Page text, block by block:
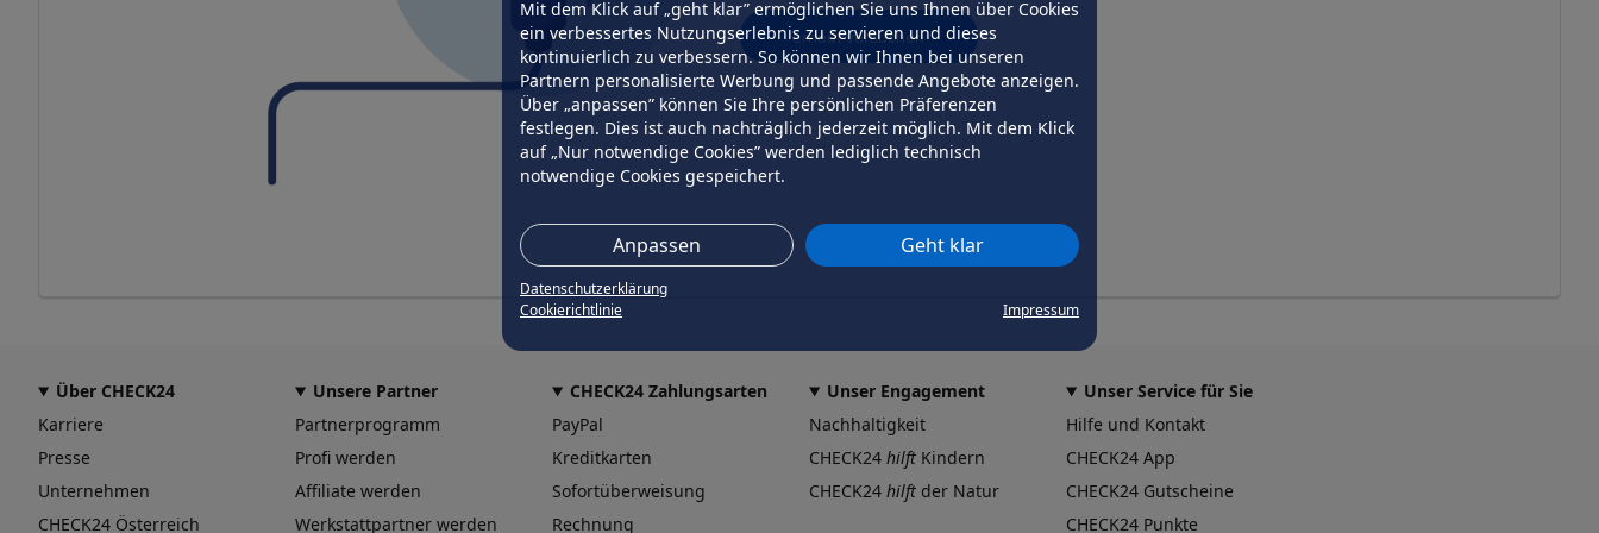
Mit dem Klick auf „geht klar” ermöglichen Sie uns Ihnen über Cookies
ein verbessertes Nutzungserlebnis zu servieren und dieses
kontinuierlich zu verbessern. So können wir Ihnen bei unseren
Partnern personalisierte Werbung und passende Angebote anzeigen.
Über „anpassen” können Sie Ihre persönlichen Präferenzen
festlegen. Dies ist auch nachträglich jederzeit möglich. Mit dem Klick
auf „Nur notwendige Cookies” werden lediglich technisch
notwendige Cookies gespeichert.
Anpassen Geht klar
Datenschutzerklärung
Cookierichtlinie
Impressum
erneut versuchen
Über CHECK24
Karriere
Presse
Unternehmen
CHECK24 Österreich
Unsere Partner
Partnerprogramm
Profi werden
Affiliate werden
Werkstattpartner werden
CHECK24 Zahlungsarten
PayPal
Kreditkarten
Sofortüberweisung
Rechnung
Unser Engagement
Nachhaltigkeit
CHECK24 hilft Kindern
CHECK24 hilft der Natur
Unser Service für Sie
Hilfe und Kontakt
CHECK24 App
CHECK24 Gutscheine
CHECK24 Punkte